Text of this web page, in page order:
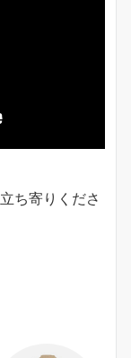
ち寄りくださ